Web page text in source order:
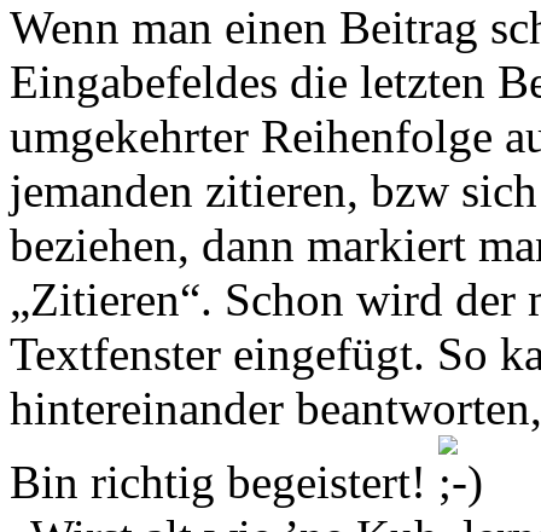
Wenn man einen Beitrag
Eingabefeldes die letzten
umgekehrter Reihenfolge
jemanden zitieren, bzw
beziehen, dann markiert
„Zitieren“. Schon wird der
Textfenster eingefügt. So
hintereinander
Bin richtig begeistert!